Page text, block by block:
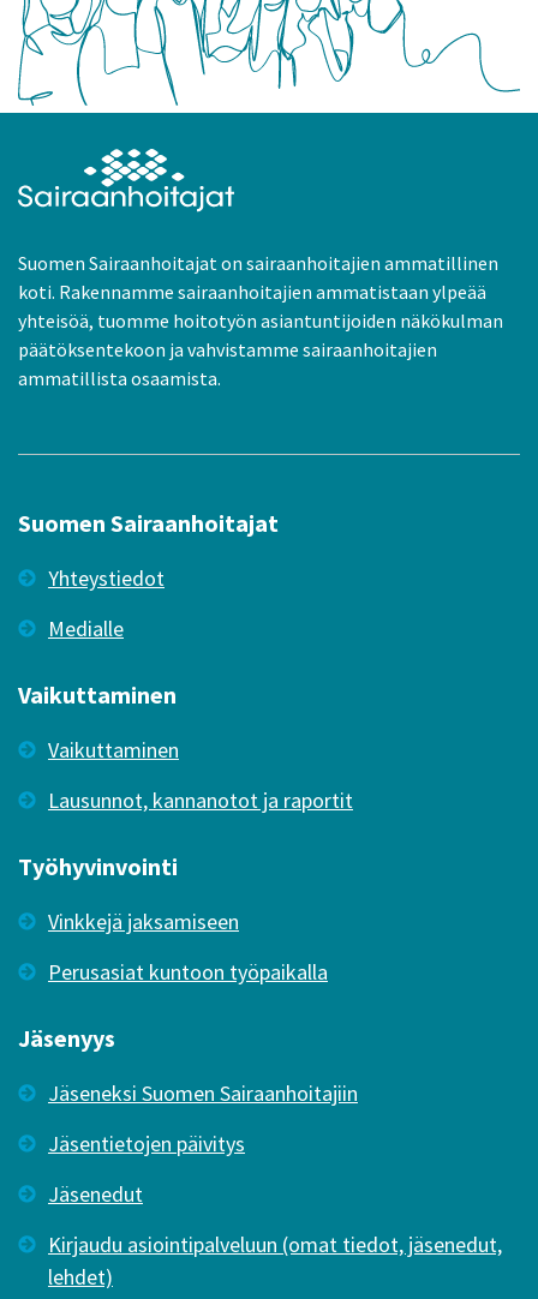
Suomen Sairaanhoitajat on sairaanhoitajien ammatillinen
koti. Rakennamme sairaanhoitajien ammatistaan ylpeää
yhteisöä, tuomme hoitotyön asiantuntijoiden näkökulman
päätöksentekoon ja vahvistamme sairaanhoitajien
ammatillista osaamista.
Suomen Sairaanhoitajat
Yhteystiedot
Medialle
Vaikuttaminen
Vaikuttaminen
Lausunnot, kannanotot ja raportit
Työhyvinvointi
Vinkkejä jaksamiseen
Perusasiat kuntoon työpaikalla
Jäsenyys
Jäseneksi Suomen Sairaanhoitajiin
Jäsentietojen päivitys
Jäsenedut
Kirjaudu asiointipalveluun (omat tiedot, jäsenedut,
lehdet)